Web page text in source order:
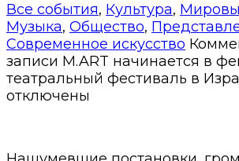
Все события, Культура,
Музыка, Общество,
Современное искусство
записи M.ART начинается в
театральный фестиваль в
отключены